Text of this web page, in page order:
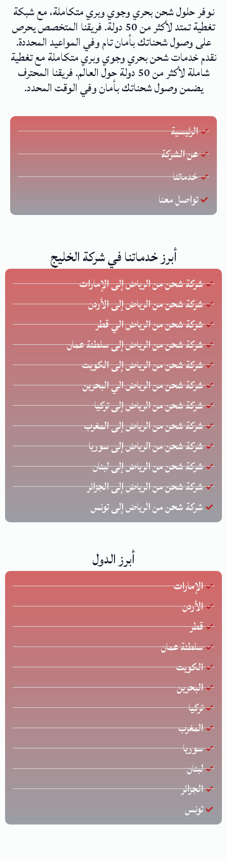
نوفر حلول شحن بحري وجوي وبري متكاملة، مع شبكة
تغطية تمتد لأكثر من 50 دولة. فريقنا المتخصص يحرص
على وصول شحناتك بأمان تام وفي المواعيد المحددة.
نقدم خدمات شحن بحري وجوي وبري متكاملة مع تغطية
شاملة لأكثر من 50 دولة حول العالم. فريقنا المحترف
يضمن وصول شحناتك بأمان وفي الوقت المحدد.
الرئيسية
عن الشركة
خدماتنا
تواصل معنا
أبرز خدماتنا في شركة الخليج
شركة شحن من الرياض إلى الإمارات
شركة شحن من الرياض إلى الأردن
شركة شحن من الرياض الي قطر
شركة شحن من الرياض إلى سلطنة عمان
شركة شحن من الرياض إلى الكويت
شركة شحن من الرياض الي البحرين
شركة شحن من الرياض إلى تركيا
شركة شحن من الرياض إلى المغرب
شركة شحن من الرياض إلى سوريا
شركة شحن من الرياض إلى لبنان
شركة شحن من الرياض إلى الجزائر
شركة شحن من الرياض إلى تونس
أبرز الدول
الإمارات
الأردن
قطر
سلطنة عمان
الكويت
البحرين
تركيا
المغرب
سوريا
لبنان
الجزائر
تونس